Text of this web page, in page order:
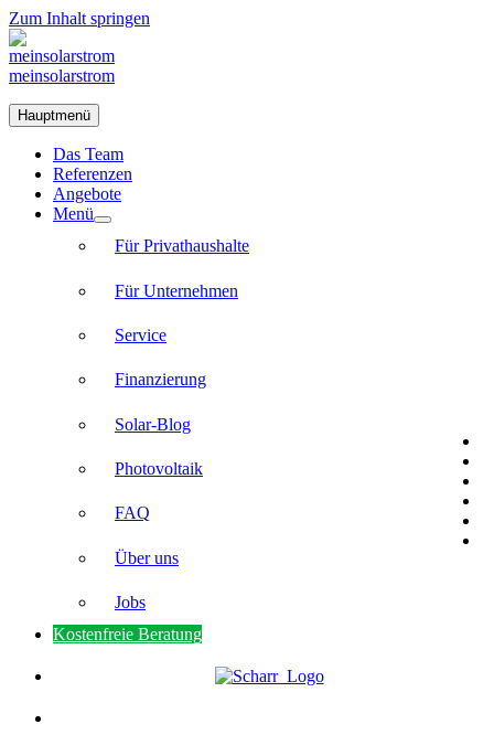
Zum Inhalt springen
meinsolarstrom
Hauptmenü
Das Team
Referenzen
Angebote
Menü
Für Privathaushalte
Für Unternehmen
Service
Finanzierung
Solar-Blog
Photovoltaik
FAQ
Über uns
Jobs
Kostenfreie Beratung